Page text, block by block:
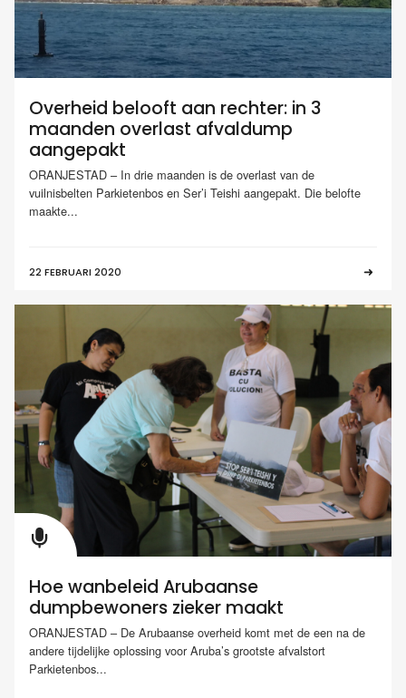
Overheid belooft aan rechter: in 3
maanden overlast afvaldump
aangepakt
ORANJESTAD – In drie maanden is de overlast van de
vuilnisbelten Parkietenbos en Ser’i Teishi aangepakt. Die belofte
maakte...
22 FEBRUARI 2020
Hoe wanbeleid Arubaanse
dumpbewoners zieker maakt
ORANJESTAD – De Arubaanse overheid komt met de een na de
andere tijdelijke oplossing voor Aruba’s grootste afvalstort
Parkietenbos...